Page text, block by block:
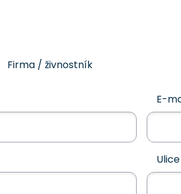
Firma / živnostník
E-
Ulice